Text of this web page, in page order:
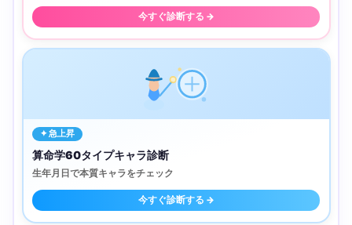
今すぐ診断する →
✦ 急上昇
算命学60タイプキャラ診断
生年月日で本質キャラをチェック
今すぐ診断する →